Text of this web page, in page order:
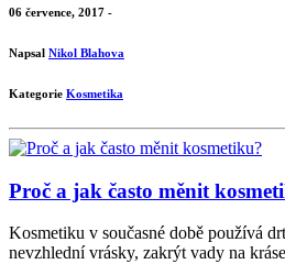
06 července, 2017 -
Napsal Nikol Blahova
Kategorie Kosmetika
Proč a jak často měnit
Kosmetiku v současné době používá
nevzhlední vrásky, zakrýt vady na